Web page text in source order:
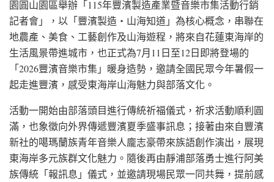
園圓山園區舉辦「115年豐濱製造產業暨音樂市集活動行銷
記者會」，以「豐濱製造・山海知道」為核心概念，串聯在
地農產、美食、工藝創作及山海遊程，將來自花蓮東海岸的
生活風景帶進城市，也正式為7月11日至12日即將登場的
「2026豐濱音樂市集」暖身造勢，邀請全國民眾今年暑假一
起走進豐濱，感受東海岸山海魅力與部落文化。
活動一開始由部落頭目進行傳統祈福儀式，祈求活動順利圓
滿，也象徵向外界傳遞豐濱夏季盛事訊息；接著由來自豐濱
新社的噶瑪蘭族青年音樂人龐志豪帶來族語創作演出，展現
東海岸多元族群文化魅力。隨後再由靜浦部落勇士進行阿美
族傳統「報訊息」儀式，並邀請現場民眾一同共舞，提前感